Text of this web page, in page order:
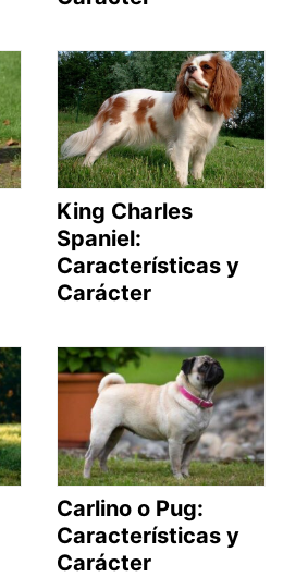
King Charles
Spaniel:
Características y
Carácter
Carlino o Pug:
Características y
Carácter